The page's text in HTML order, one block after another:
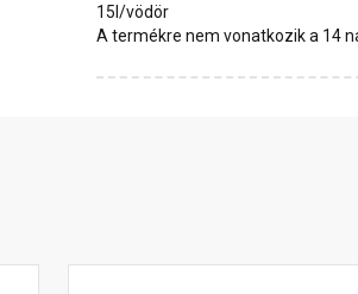
15l/vödör
A termékre nem vonatkozik a 14